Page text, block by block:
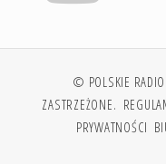
© POLSKIE RADIO
ZASTRZEŻONE.
PRYWATNOŚCI